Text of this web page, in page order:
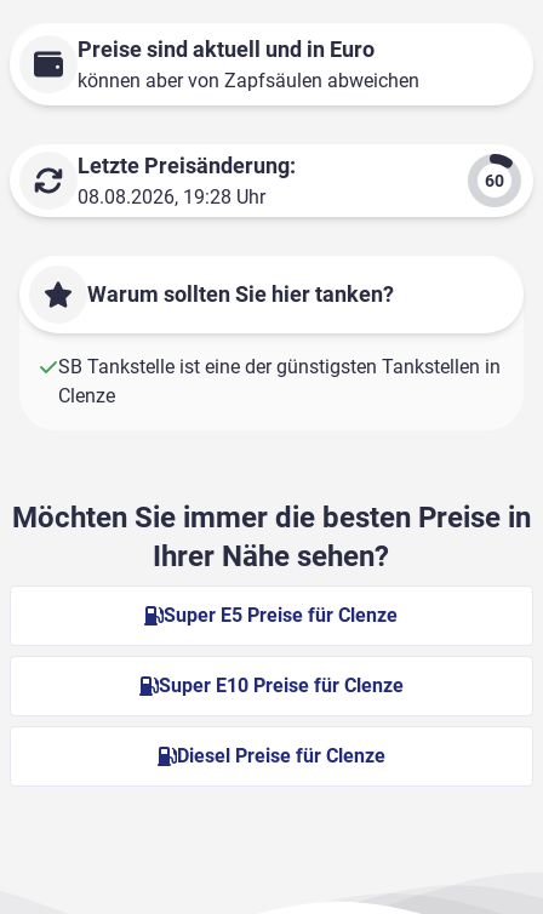
Preise sind aktuell und in Euro
können aber von Zapfsäulen abweichen
Letzte Preisänderung:
08.08.2026, 19:28 Uhr
Warum sollten Sie hier tanken?
SB Tankstelle ist eine der günstigsten Tankstellen in
Clenze
Möchten Sie immer die besten Preise in
Ihrer Nähe sehen?
Super E5 Preise für Clenze
Super E10 Preise für Clenze
Diesel Preise für Clenze